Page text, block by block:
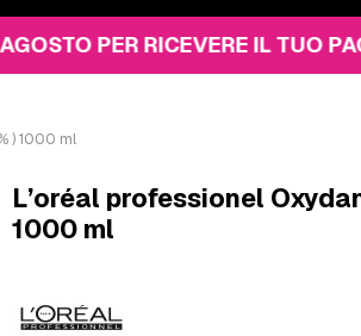
PER RICEVERE IL TUO PACCO
) 1000 ml
L’oréal professionel
1000 ml